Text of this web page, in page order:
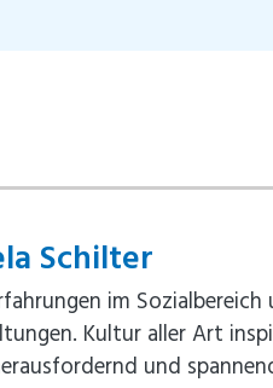
Schilter
im Sozialbereich
Kultur aller Art
und